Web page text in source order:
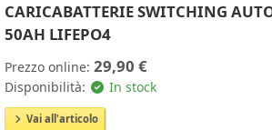
CARICABATTERIE SWITCHING
50AH LIFEPO4
Prezzo online: 29,90 €
Disponibilità: In stock
Vai all'articolo